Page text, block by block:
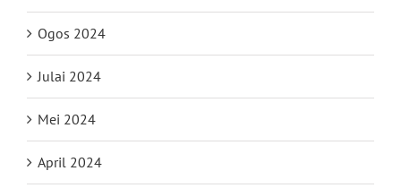
Ogos 2024
Julai 2024
Mei 2024
April 2024